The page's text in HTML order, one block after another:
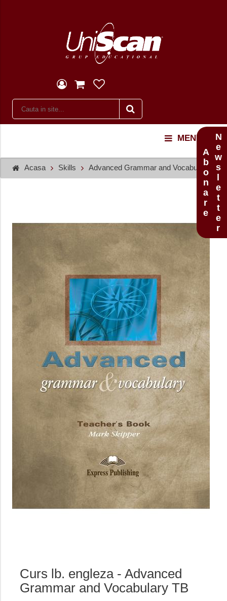
MENU
Acasa Skills Advanced Grammar and Vocabulary
Curs lb. engleza - Advanced
Grammar and Vocabulary TB
Newsletter
Abonare